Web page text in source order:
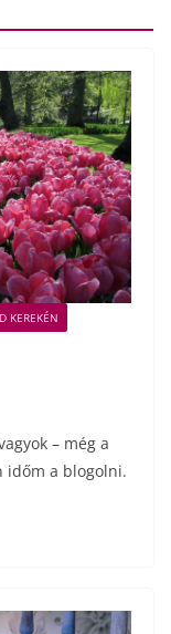
KEREKÉN
– még a
időm a blogolni.